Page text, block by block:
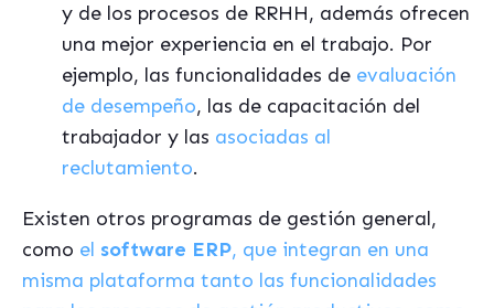
y de los procesos de RRHH, además ofrecen
una mejor experiencia en el trabajo. Por
ejemplo, las funcionalidades de evaluación
de desempeño, las de capacitación del
trabajador y las asociadas al
reclutamiento.
Existen otros programas de gestión general,
como el software ERP, que integran en una
misma plataforma tanto las funcionalidades